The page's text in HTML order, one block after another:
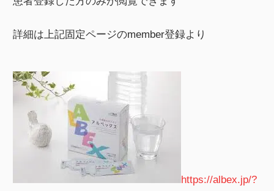
詳細は上記固定ページのmember登録より
https://albex.jp/?